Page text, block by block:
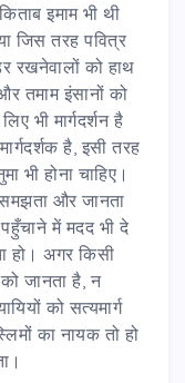
इमाम भी थी
जिस तरह पवित्र
रखनेवालों को हाथ
तमाम इंसानों को
भी मार्गदर्शन है
है, इसी तरह
भी होना चाहिए।
और जानता
में मदद भी दे
हो। अगर किसी
को जानता है, न
को सत्यमार्ग
का नायक तो हो